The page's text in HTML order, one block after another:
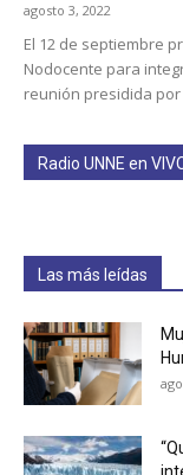
agosto 3, 2022
El 12 de septiembre
Nodocente para
reunión presidida por
Radio UNNE en
Las más leídas